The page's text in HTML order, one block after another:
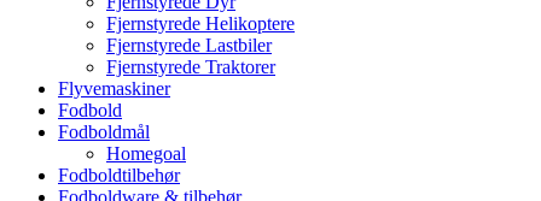
Fjernstyrede Helikoptere
Fjernstyrede Lastbiler
Fjernstyrede Traktorer
Flyvemaskiner
Fodbold
Fodboldmål
Homegoal
Fodboldtilbehør
Fodboldware & tilbehør